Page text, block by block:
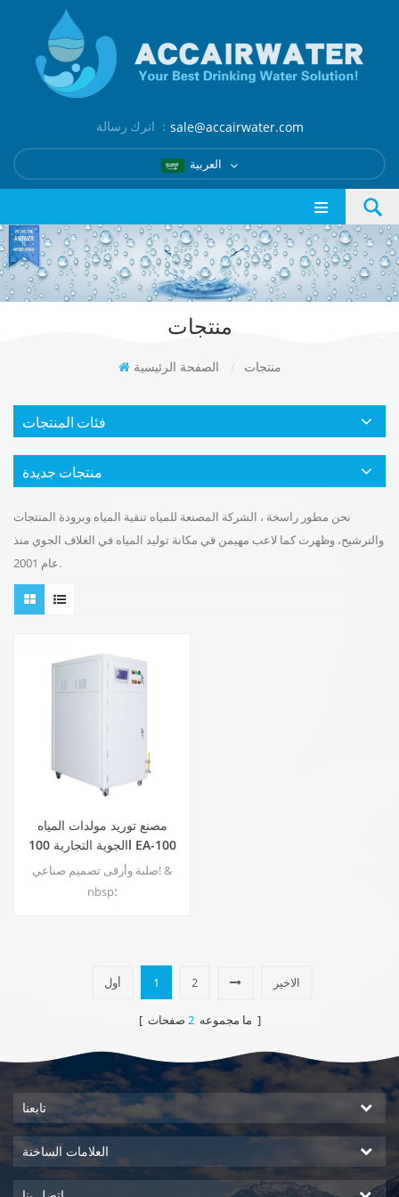
اترك رسالة ： sale@accairwater.com
منتجات
الصفحة الرئيسية / منتجات
فئات المنتجات
منتجات جديدة
نحن مطور راسخة ، الشركة المصنعة للمياه تنقية المياه وبرودة المنتجات
والترشيح، وظهرت كما لاعب مهيمن في مكانة توليد المياه في الغلاف الجوي منذ
عام 2001.
مصنع توريد مولدات المياه
الجوية التجارية 100l EA-100
صلبة وأرقى تصميم صناعي! &
nbsp؛
أول 1 2 الاخير
[ ما مجموعه2 صفحات ]
تابعنا
العلامات الساخنة